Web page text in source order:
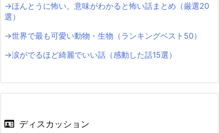
→ほんとうに怖い。意味がわかると怖い話まとめ（厳選20
選）
→世界で最も可愛い動物・生物（ランキングベスト50）
→涙がでるほど綺麗でいい話（感動した話15選）
ディスカッション